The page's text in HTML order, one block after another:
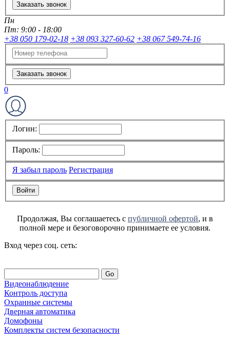
Заказать звонок
Пн
Пт: 9:00 - 18:00
+38 050 179-02-18 +38 093 327-60-62 +38 067 549-74-16
Заказать звонок
0
Логин:
Пароль:
Я забыл пароль Регистрация
Продолжая, Вы соглашаетесь с публичной офертой, и в
полной мере и безоговорочно принимаете ее условия.
Вход через соц. сеть:
Go
Видеонаблюдение
Контроль доступа
Охранные системы
Дверная автоматика
Домофоны
Комплекты систем безопасности